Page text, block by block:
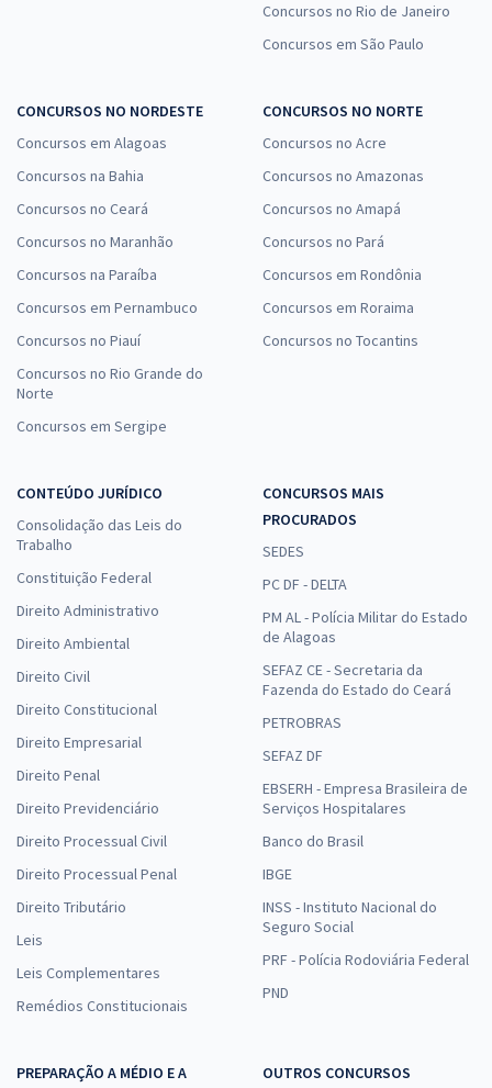
Concursos no Rio de Janeiro
Concursos em São Paulo
CONCURSOS NO NORDESTE
Concursos em Alagoas
Concursos na Bahia
Concursos no Ceará
Concursos no Maranhão
Concursos na Paraíba
Concursos em Pernambuco
Concursos no Piauí
Concursos no Rio Grande do
Norte
Concursos em Sergipe
CONCURSOS NO NORTE
Concursos no Acre
Concursos no Amazonas
Concursos no Amapá
Concursos no Pará
Concursos em Rondônia
Concursos em Roraima
Concursos no Tocantins
CONTEÚDO JURÍDICO
Consolidação das Leis do
Trabalho
Constituição Federal
Direito Administrativo
Direito Ambiental
Direito Civil
Direito Constitucional
Direito Empresarial
Direito Penal
Direito Previdenciário
Direito Processual Civil
Direito Processual Penal
Direito Tributário
Leis
Leis Complementares
Remédios Constitucionais
CONCURSOS MAIS
PROCURADOS
SEDES
PC DF - DELTA
PM AL - Polícia Militar do Estado
de Alagoas
SEFAZ CE - Secretaria da
Fazenda do Estado do Ceará
PETROBRAS
SEFAZ DF
EBSERH - Empresa Brasileira de
Serviços Hospitalares
Banco do Brasil
IBGE
INSS - Instituto Nacional do
Seguro Social
PRF - Polícia Rodoviária Federal
PND
PREPARAÇÃO A MÉDIO E A
OUTROS CONCURSOS